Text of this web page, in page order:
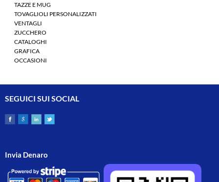
TAZZE E MUG
TOVAGLIOLI PERSONALIZZATI
VENTAGLI
ZUCCHERO
CATALOGHI
GRAFICA
OCCASIONI
SEGUICI SUI SOCIAL
Invia Denaro